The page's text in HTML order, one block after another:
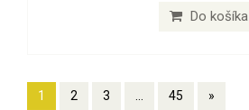
Do košíka
1 2 3 ... 45 »